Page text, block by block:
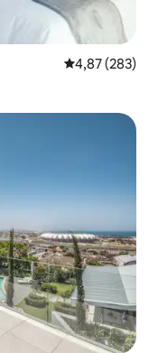
Note
4,87 (283)
aimés